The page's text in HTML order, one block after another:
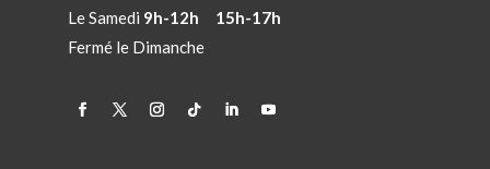
Le Samedi 9h-12h 15h-17h
Fermé le Dimanche